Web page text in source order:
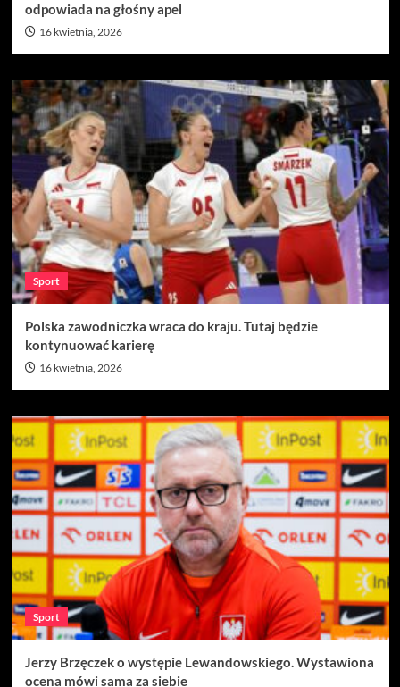
odpowiada na głośny apel
16 kwietnia, 2026
Sport
Polska zawodniczka wraca do kraju. Tutaj będzie
kontynuować karierę
16 kwietnia, 2026
Sport
Jerzy Brzęczek o występie Lewandowskiego. Wystawiona
ocena mówi sama za siebie